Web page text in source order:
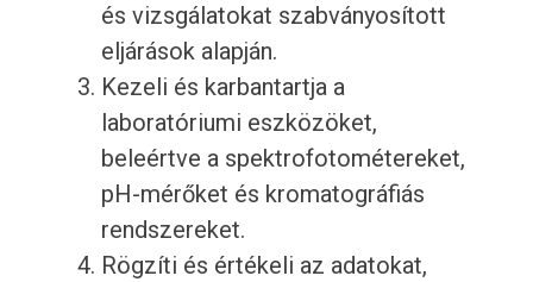
és vizsgálatokat szabványosított
eljárások alapján.
Kezeli és karbantartja a
laboratóriumi eszközöket,
beleértve a spektrofotométereket,
pH-mérőket és kromatográfiás
rendszereket.
Rögzíti és értékeli az adatokat,